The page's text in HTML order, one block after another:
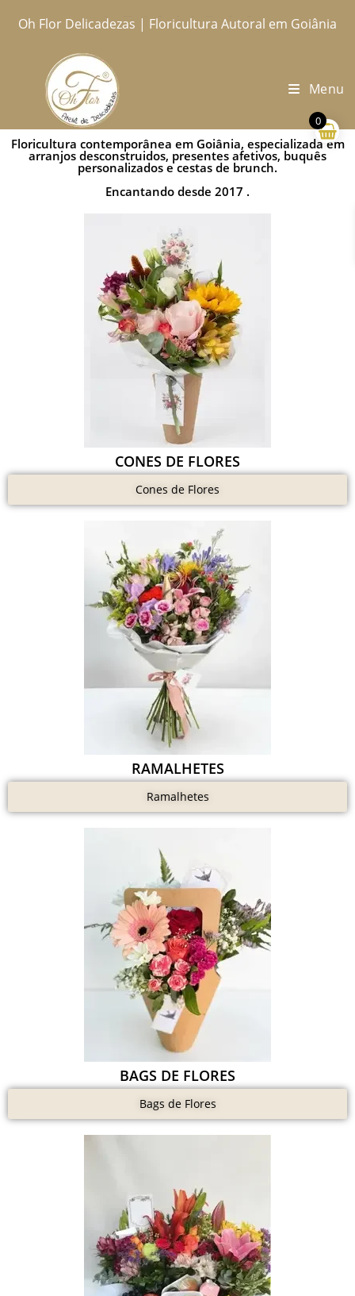
Oh Flor Delicadezas | Floricultura Autoral em Goiânia
Menu
Floricultura contemporânea em Goiânia, especializada em
arranjos desconstruidos, presentes afetivos, buquês
personalizados e cestas de brunch.
Encantando desde 2017 .
CONES DE FLORES
Cones de Flores
RAMALHETES
Ramalhetes
BAGS DE FLORES
Bags de Flores
0